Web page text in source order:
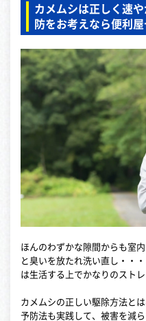
カメムシは正しく速
防をお考えなら便利
ほんのわずかな隙間からも室
と臭いを放たれ洗い直し・・
は生活する上でかなりのストレ
カメムシの正しい駆除方法と
予防法も実践して、被害を減